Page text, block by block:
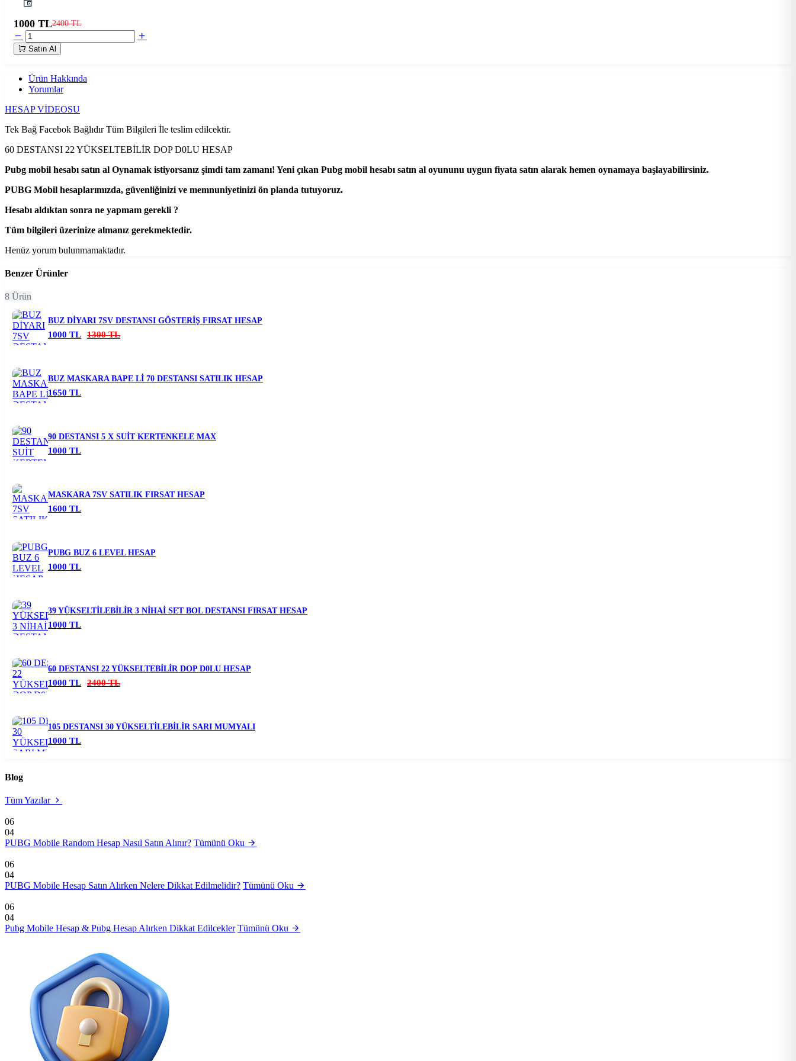
1000 TL2400 TL
Satın Al
Ürün Hakkında
Yorumlar
HESAP VİDEOSU
Tek Bağ Facebok Bağlıdır Tüm Bilgileri İle teslim edilcektir.
60 DESTANSI 22 YÜKSELTEBİLİR DOP D0LU HESAP
Pubg mobil hesabı satın al Oynamak istiyorsanız şimdi tam zamanı! Yeni çıkan Pubg mobil hesabı satın al oyununu uygun fiyata satın alarak hemen oynamaya başlayabilirsiniz.
PUBG Mobil hesaplarımızda, güvenliğinizi ve memnuniyetinizi ön planda tutuyoruz.
Hesabı aldıktan sonra ne yapmam gerekli ?
Tüm bilgileri üzerinize almanız gerekmektedir.
Henüz yorum bulunmamaktadır.
Benzer Ürünler
8 Ürün
BUZ DİYARI 7SV DESTANSI GÖSTERİŞ FIRSAT HESAP
1000 TL 1300 TL
BUZ MASKARA BAPE Lİ 70 DESTANSI SATILIK HESAP
1650 TL
90 DESTANSI 5 X SUİT KERTENKELE MAX
1000 TL
MASKARA 7SV SATILIK FIRSAT HESAP
1600 TL
PUBG BUZ 6 LEVEL HESAP
1000 TL
39 YÜKSELTİLEBİLİR 3 NİHAİ SET BOL DESTANSI FIRSAT HESAP
1000 TL
60 DESTANSI 22 YÜKSELTEBİLİR DOP D0LU HESAP
1000 TL 2400 TL
105 DESTANSI 30 YÜKSELTİLEBİLİR SARI MUMYALI
1000 TL
Blog
Tüm Yazılar
06
04
PUBG Mobile Random Hesap Nasıl Satın Alınır? Tümünü Oku
06
04
PUBG Mobile Hesap Satın Alırken Nelere Dikkat Edilmelidir? Tümünü Oku
06
04
Pubg Mobile Hesap & Pubg Hesap Alırken Dikkat Edilcekler Tümünü Oku